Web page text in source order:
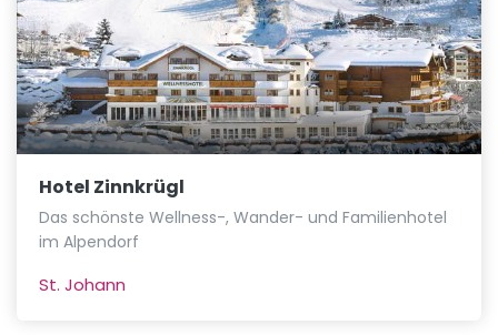
Hotel Zinnkrügl
Das schönste Wellness-, Wander- und Familienhotel
im Alpendorf
St. Johann